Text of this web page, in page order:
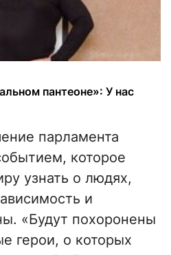
пантеоне»: У нас
парламента
которое
узнать о людях,
и
«Будут похоронены
герои, о которых